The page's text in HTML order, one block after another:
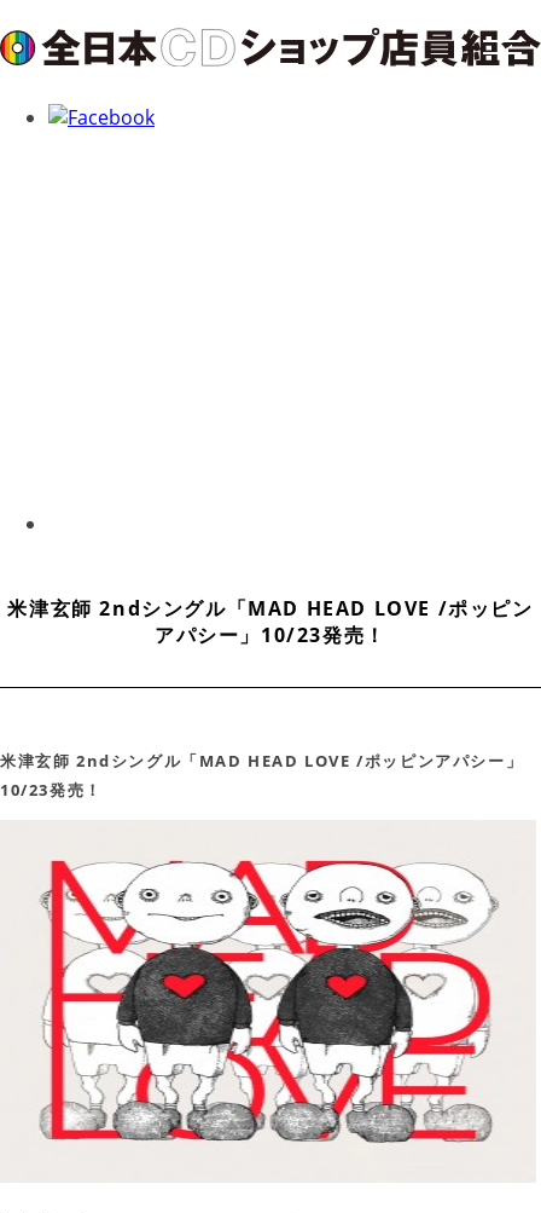
米津玄師 2ndシングル「MAD HEAD LOVE /ポッピン
アパシー」10/23発売！
米津玄師 2ndシングル「MAD HEAD LOVE /ポッピンアパシー」
10/23発売！